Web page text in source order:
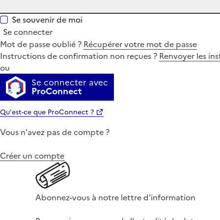
Se souvenir de moi
Se connecter
Mot de passe oublié ? Récupérer votre mot de passe
Instructions de confirmation non reçues ? Renvoyer les
ou
Se connecter avec
ProConnect
Qu'est-ce que ProConnect ?
Vous n'avez pas de compte ?
Créer un compte
Abonnez-vous à notre lettre d'information